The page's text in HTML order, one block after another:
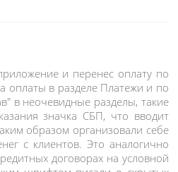
и перенес оплату по
оплаты в разделе Платежи и по
в неочевидные разделы, такие
значка СБП, что вводит
образом организовали себе
с клиентов. Это аналогично
договорах на условной